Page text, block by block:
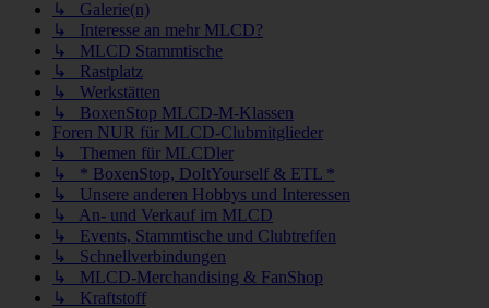
↳ Galerie(n)
↳ Interesse an mehr MLCD?
↳ MLCD Stammtische
↳ Rastplatz
↳ Werkstätten
↳ BoxenStop MLCD-M-Klassen
Foren NUR für MLCD-Clubmitglieder
↳ Themen für MLCDler
↳ * BoxenStop, DoItYourself & ETL *
↳ Unsere anderen Hobbys und Interessen
↳ An- und Verkauf im MLCD
↳ Events, Stammtische und Clubtreffen
↳ Schnellverbindungen
↳ MLCD-Merchandising & FanShop
↳ Kraftstoff